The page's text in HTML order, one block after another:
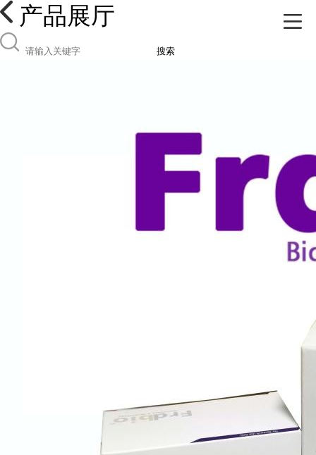
产品展厅
搜索